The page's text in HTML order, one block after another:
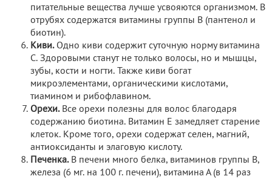
питательные вещества лучше усвояются организмом. В
отрубях содержатся витамины группы В (пантенол и
биотин).
Киви.Одно киви содержит суточную норму витамина
С. Здоровыми станут не только волосы, но и мышцы,
зубы, кости и ногти. Также киви богат
микроэлементами, органическими кислотами,
тиамином и рибофлавином.
Орехи.Все орехи полезны для волос благодаря
содержанию биотина. Витамин Е замедляет старение
клеток. Кроме того, орехи содержат селен, магний,
антиоксиданты и элаговую кислоту.
Печенка.В печени много белка, витаминов группы В,
железа (6 мг. на 100 г. печени), витамина А (в 14 раз